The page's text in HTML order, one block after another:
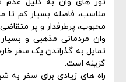
مناسب، فاصله بسیار کم تا
محبوب، پرطرفدار و پر
وان مردمانی مذهبی و
تمایل به گذراندن یک سفر
گزینه است.
راه های زیادی برای سفر به